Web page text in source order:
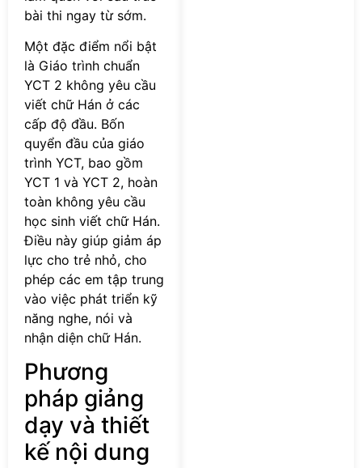
bài thi ngay từ sớm.
Một đặc điểm nổi bật
là Giáo trình chuẩn
YCT 2 không yêu cầu
viết chữ Hán ở các
cấp độ đầu. Bốn
quyển đầu của giáo
trình YCT, bao gồm
YCT 1 và YCT 2, hoàn
toàn không yêu cầu
học sinh viết chữ Hán.
Điều này giúp giảm áp
lực cho trẻ nhỏ, cho
phép các em tập trung
vào việc phát triển kỹ
năng nghe, nói và
nhận diện chữ Hán.
Phương
pháp giảng
dạy và thiết
kế nội dung